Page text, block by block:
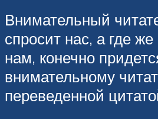
Внимательный
спросит нас, а где
нам, конечно
внимательному
переведенной